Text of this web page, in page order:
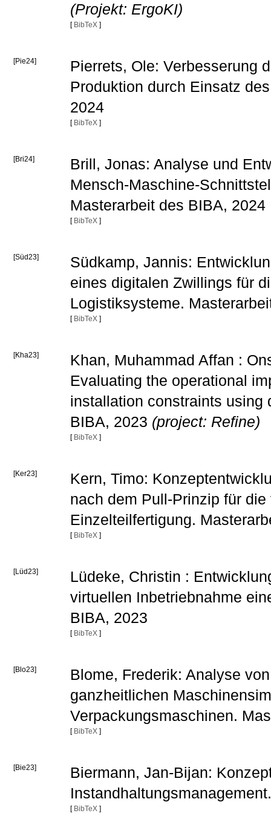
(Projekt: ErgoKI)
[ BibTeX ]
[Pie24]
Pierrets, Ole: Verbesserung
Produktion durch Einsatz
2024
[ BibTeX ]
[Bri24]
Brill, Jonas: Analyse und
Mensch-Maschine-
Masterarbeit des BIBA, 2024
[ BibTeX ]
[Süd23]
Südkamp, Jannis:
eines digitalen Zwillings für
Logistiksysteme.
[ BibTeX ]
[Kha23]
Khan, Muhammad Affan :
Evaluating the operational
installation constraints using
BIBA, 2023 (project: Refine)
[ BibTeX ]
[Ker23]
Kern, Timo:
nach dem Pull-Prinzip für
Einzelteilfertigung.
[ BibTeX ]
[Lüd23]
Lüdeke, Christin :
virtuellen Inbetriebnahme
BIBA, 2023
[ BibTeX ]
[Blo23]
Blome, Frederik: Analyse
ganzheitlichen
Verpackungsmaschinen.
[ BibTeX ]
[Bie23]
Biermann, Jan-Bijan:
[ BibTeX ]